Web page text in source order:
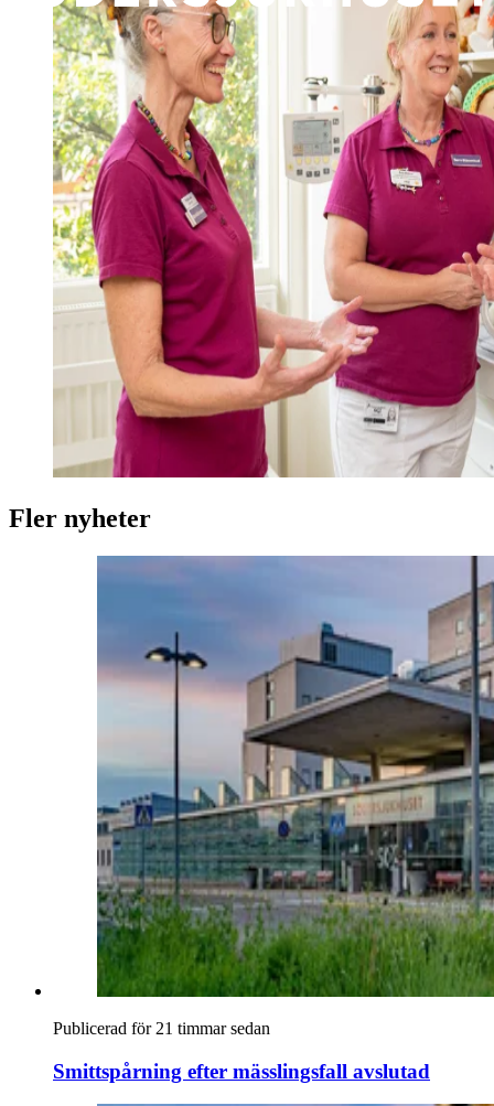
Fler nyheter
Publicerad för 21 timmar sedan
Smittspårning efter mässlingsfall avslutad